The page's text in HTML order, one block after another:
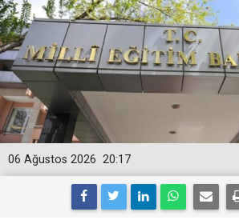
20:17
06 Ağustos 2026